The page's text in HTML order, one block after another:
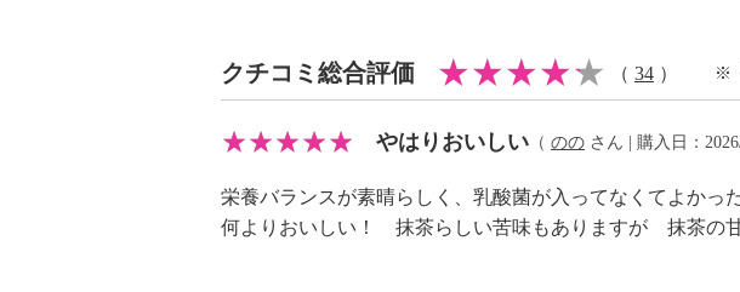
・開封前：商品記載の通り
【同梱書類】
・あり
クチコミ総合評価 （ 34 ） ※
やはりおいしい （ のの さん | 購入日：
栄養バランスが素晴らしく、乳酸菌が入ってなくてよかった
何よりおいしい！ 抹茶らしい苦味もありますが 抹茶の